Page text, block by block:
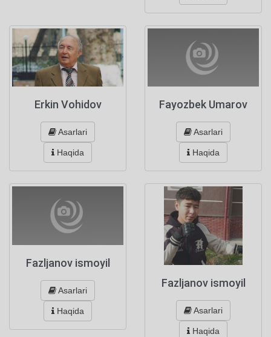
Erkin Vohidov
Asarlari
Haqida
Fayozbek Umarov
Asarlari
Haqida
Fazljanov ismoyil
Asarlari
Haqida
Fazljanov ismoyil
Asarlari
Haqida